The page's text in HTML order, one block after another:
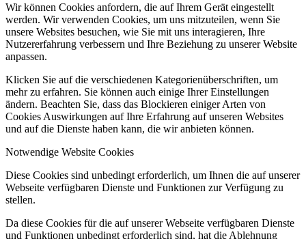
Wir können Cookies anfordern, die auf Ihrem Gerät eingestellt
werden. Wir verwenden Cookies, um uns mitzuteilen, wenn Sie
unsere Websites besuchen, wie Sie mit uns interagieren, Ihre
Nutzererfahrung verbessern und Ihre Beziehung zu unserer Website
anpassen.
Klicken Sie auf die verschiedenen Kategorienüberschriften, um
mehr zu erfahren. Sie können auch einige Ihrer Einstellungen
ändern. Beachten Sie, dass das Blockieren einiger Arten von
Cookies Auswirkungen auf Ihre Erfahrung auf unseren Websites
und auf die Dienste haben kann, die wir anbieten können.
Notwendige Website Cookies
Diese Cookies sind unbedingt erforderlich, um Ihnen die auf unserer
Webseite verfügbaren Dienste und Funktionen zur Verfügung zu
stellen.
Da diese Cookies für die auf unserer Webseite verfügbaren Dienste
und Funktionen unbedingt erforderlich sind, hat die Ablehnung